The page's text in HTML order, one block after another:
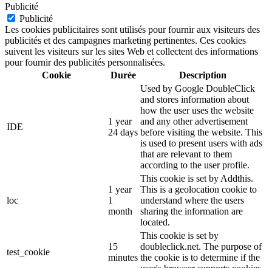
Publicité
Publicité
Les cookies publicitaires sont utilisés pour fournir aux visiteurs des
publicités et des campagnes marketing pertinentes. Ces cookies
suivent les visiteurs sur les sites Web et collectent des informations
pour fournir des publicités personnalisées.
Cookie
Durée Description
IDE
1 year
24 days
Used by Google DoubleClick
and stores information about
how the user uses the website
and any other advertisement
before visiting the website. This
is used to present users with ads
that are relevant to them
according to the user profile.
loc
1 year
1
month
This cookie is set by Addthis.
This is a geolocation cookie to
understand where the users
sharing the information are
located.
test_cookie
15
minutes
This cookie is set by
doubleclick.net. The purpose of
the cookie is to determine if the